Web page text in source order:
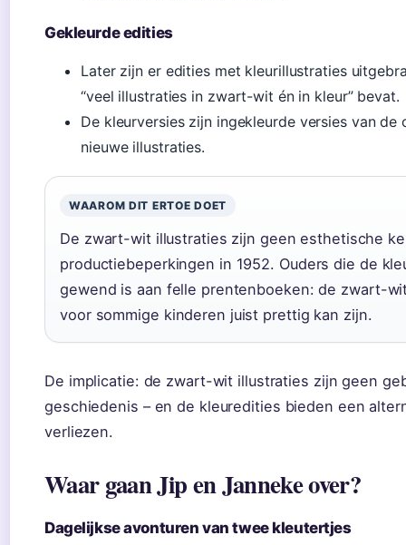
Gekleurde edities
Later zijn er edities met kleurillustraties
“veel illustraties in zwart-wit én in kleur” bevat.
De kleurversies zijn ingekleurde versies van
nieuwe illustraties.
WAAROM DIT ERTOE DOET
De zwart-wit illustraties zijn geen esthetische
productiebeperkingen in 1952. Ouders die de
gewend is aan felle prentenboeken: de zwart-
voor sommige kinderen juist prettig kan zijn.
De implicatie: de zwart-wit illustraties zijn geen
geschiedenis – en de kleuredities bieden een
verliezen.
Waar gaan Jip en Janneke over?
Dagelijkse avonturen van twee kleutertjes